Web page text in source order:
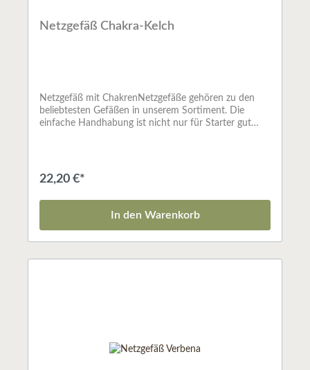
Netzgefäß Chakra-Kelch
Netzgefäß mit ChakrenNetzgefäße gehören zu den
beliebtesten Gefäßen in unserem Sortiment. Die
einfache Handhabung ist nicht nur für Starter gut
Da die Kohle rundherum Luft bekommt, setzt sie sich
problemlos in Gang und schon kann der
Räuchervorgang starten.Anmutiges Netzgefäß aus
geschwärztem Messing mit den verschiedenen 7
22,20 €*
In den Warenkorb